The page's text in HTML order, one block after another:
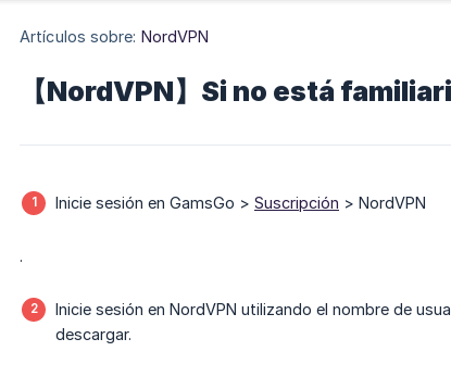
Artículos sobre: NordVPN
【NordVPN】Si no está
Inicie sesión en GamsGo > Suscripción > NordVPN
.
Inicie sesión en NordVPN utilizando el nombre de
descargar.